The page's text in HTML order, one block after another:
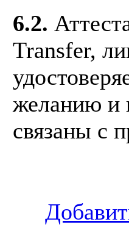
6.2.
Transfer,
желанию и
связаны с